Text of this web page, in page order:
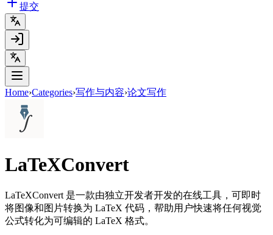
提交
Home›Categories›写作与内容›论文写作
LaTeXConvert
LaTeXConvert 是一款由独立开发者开发的在线工具，可即时
将图像和图片转换为 LaTeX 代码，帮助用户快速将任何视觉
公式转化为可编辑的 LaTeX 格式。